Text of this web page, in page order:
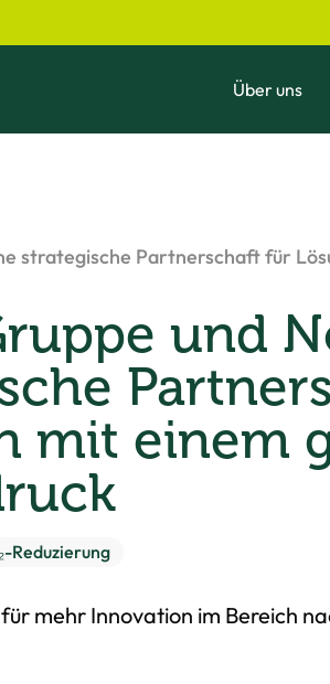
Über uns
strategische Partnerschaft für
und
mit einem
Reduzierung
mehr Innovation im Bereich